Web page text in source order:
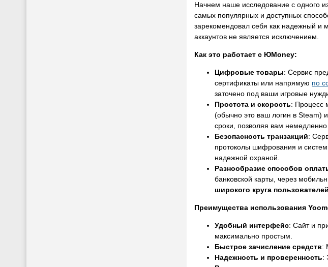
Начнем наше исследование с одного
самых популярных и доступных
зарекомендовал себя как надежный и
аккаунтов не является исключением.
Как это работает с ЮMoney:
Цифровые товары: Сервис
сертификаты или напрямую по
заточено под ваши игровые
Простота и скорость: Процесс
(обычно это ваш логин в Steam)
сроки, позволяя вам
Безопасность транзакций:
протоколы шифрования и
надежной охраной.
Разнообразие способов
банковской карты, через
широкого круга пользователей
Преимущества использования
Удобный интерфейс: Сайт и
максимально простым.
Быстрое зачисление средств:
Надежность и проверенность: